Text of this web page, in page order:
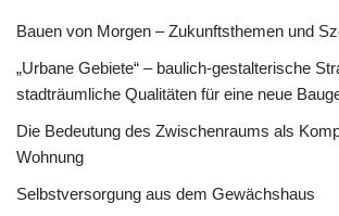
Bauen von Morgen – Zukunftsthemen und
„Urbane Gebiete“ – baulich-gestalterische
stadträumliche Qualitäten für eine neue
Die Bedeutung des Zwischenraums als
Wohnung
Selbstversorgung aus dem Gewächshaus